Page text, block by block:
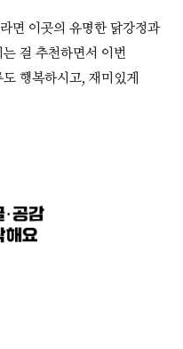
면 이곳의 유명한 닭강정과
걸 추천하면서 이번
행복하시고, 재미있게